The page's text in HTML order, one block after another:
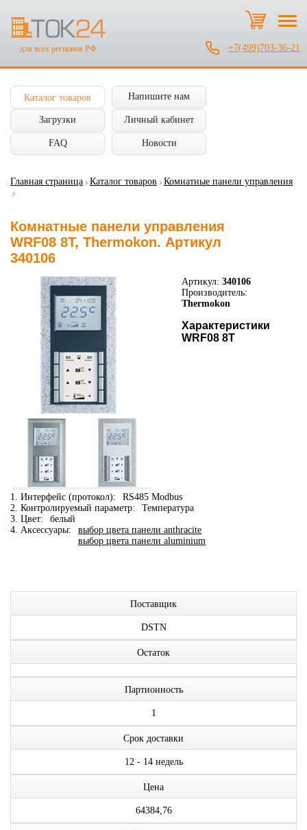
для всех регионов РФ +7(499)703-36-21
Каталог товаров Напишите нам
Загрузки Личный кабинет
FAQ Новости
Главная страница Каталог товаров Комнатные панели управления
Комнатные панели управления
WRF08 8T, Thermokon. Артикул
340106
Артикул: 340106
Производитель:
Thermokon
Характеристики
WRF08 8T
1. Интерфейс (протокол):
RS485 Modbus
2. Контролируемый параметр:
Температура
3. Цвет:
белый
4. Аксессуары:
выбор цвета панели anthracite
выбор цвета панели aluminium
Поставщик
DSTN
Остаток
Партионность
1
Срок доставки
12 - 14 недель
Цена
64384,76